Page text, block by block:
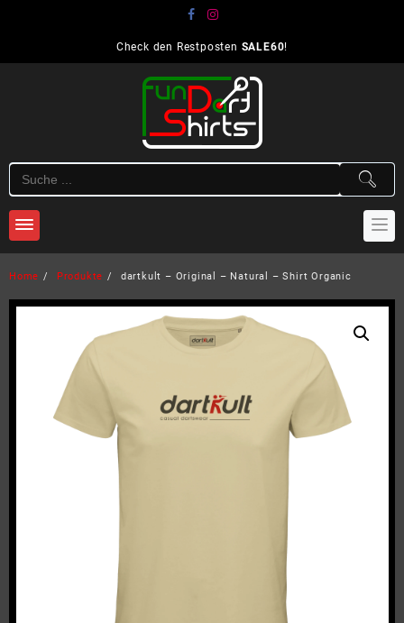
Check den Restposten SALE60!
Home Produkte dartkult – Original – Natural – Shirt Organic